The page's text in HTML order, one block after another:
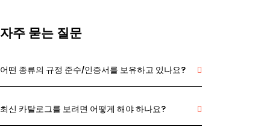
자주 묻는 질문
어떤 종류의 규정 준수/인증서를 보유하고 있나요?
최신 카탈로그를 보려면 어떻게 해야 하나요?